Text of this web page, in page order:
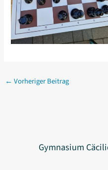
← Vorheriger Beitrag
Gymnasium